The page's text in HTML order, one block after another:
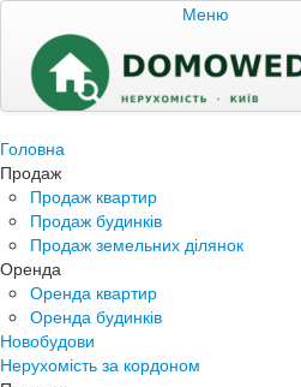
Меню
Головна
Продаж
Продаж квартир
Продаж будинків
Продаж земельних ділянок
Оренда
Оренда квартир
Оренда будинків
Новобудови
Нерухомість за кордоном